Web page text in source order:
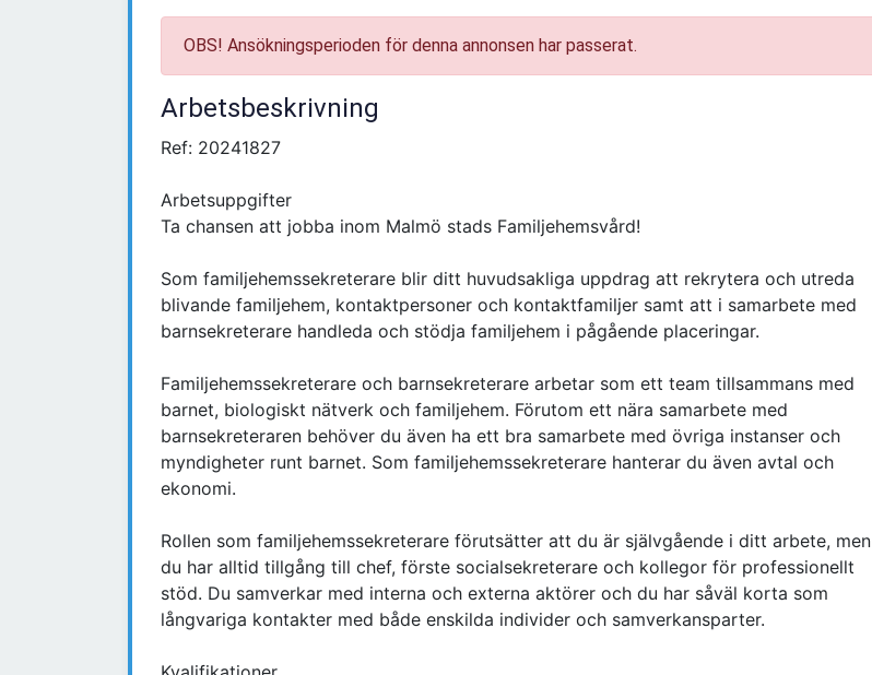
OBS! Ansökningsperioden för denna annonsen har passerat.
Arbetsbeskrivning
Ref: 20241827
Arbetsuppgifter
Ta chansen att jobba inom Malmö stads Familjehemsvård!
Som familjehemssekreterare blir ditt huvudsakliga uppdrag att rekrytera och utreda
blivande familjehem, kontaktpersoner och kontaktfamiljer samt att i samarbete med
barnsekreterare handleda och stödja familjehem i pågående placeringar.
Familjehemssekreterare och barnsekreterare arbetar som ett team tillsammans med
barnet, biologiskt nätverk och familjehem. Förutom ett nära samarbete med
barnsekreteraren behöver du även ha ett bra samarbete med övriga instanser och
myndigheter runt barnet. Som familjehemssekreterare hanterar du även avtal och
ekonomi.
Rollen som familjehemssekreterare förutsätter att du är självgående i ditt arbete, men
du har alltid tillgång till chef, förste socialsekreterare och kollegor för professionellt
stöd. Du samverkar med interna och externa aktörer och du har såväl korta som
långvariga kontakter med både enskilda individer och samverkansparter.